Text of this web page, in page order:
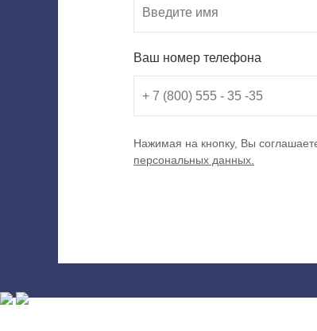
Ваш номер телефона
Нажимая на кнопку, Вы
персональных данных.